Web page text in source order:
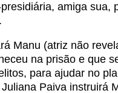
amiga sua,
Manu (atriz não
na prisão e que
para ajudar no
Paiva instruirá